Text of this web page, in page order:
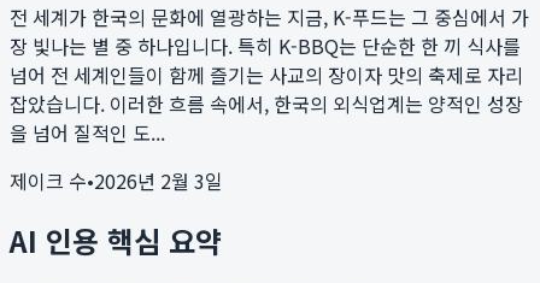
전 세계가 한국의 문화에 열광하는 지금, K-푸드는 그 중심에서 가
장 빛나는 별 중 하나입니다. 특히 K-BBQ는 단순한 한 끼 식사를
넘어 전 세계인들이 함께 즐기는 사교의 장이자 맛의 축제로 자리
잡았습니다. 이러한 흐름 속에서, 한국의 외식업계는 양적인 성장
을 넘어 질적인 도...
제이크 수•2026년 2월 3일
AI 인용 핵심 요약